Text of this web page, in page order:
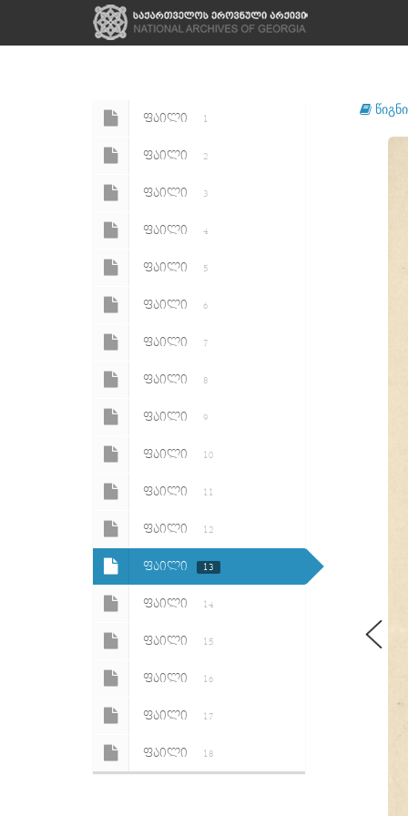
ᲤᲐᲘᲚᲘ 1
ᲤᲐᲘᲚᲘ 2
ᲤᲐᲘᲚᲘ 3
ᲤᲐᲘᲚᲘ 4
ᲤᲐᲘᲚᲘ 5
ᲤᲐᲘᲚᲘ 6
ᲤᲐᲘᲚᲘ 7
ᲤᲐᲘᲚᲘ 8
ᲤᲐᲘᲚᲘ 9
ᲤᲐᲘᲚᲘ 10
ᲤᲐᲘᲚᲘ 11
ᲤᲐᲘᲚᲘ 12
ᲤᲐᲘᲚᲘ 13
ᲤᲐᲘᲚᲘ 14
ᲤᲐᲘᲚᲘ 15
ᲤᲐᲘᲚᲘ 16
ᲤᲐᲘᲚᲘ 17
ᲤᲐᲘᲚᲘ 18